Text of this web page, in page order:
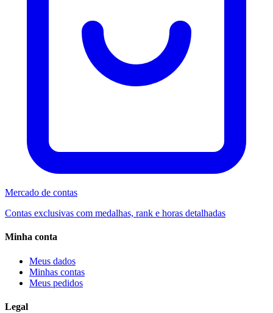
Mercado de contas
Contas exclusivas com medalhas, rank e horas detalhadas
Minha conta
Meus dados
Minhas contas
Meus pedidos
Legal